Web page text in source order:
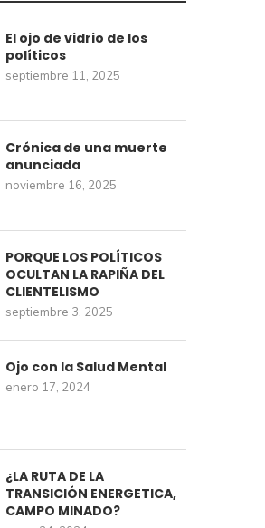
El ojo de vidrio de los
políticos
septiembre 11, 2025
Crónica de una muerte
anunciada
noviembre 16, 2025
PORQUE LOS POLÍTICOS
OCULTAN LA RAPIÑA DEL
CLIENTELISMO
septiembre 3, 2025
Ojo con la Salud Mental
enero 17, 2024
¿LA RUTA DE LA
TRANSICIÓN ENERGETICA,
CAMPO MINADO?